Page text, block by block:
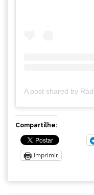
Compartilhe:
Imprimir